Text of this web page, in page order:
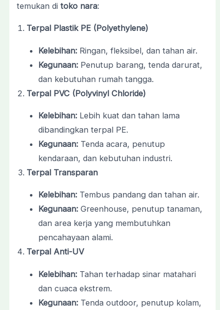
temukan di toko nara:
Terpal Plastik PE (Polyethylene)
Kelebihan: Ringan, fleksibel, dan tahan air.
Kegunaan: Penutup barang, tenda darurat,
dan kebutuhan rumah tangga.
Terpal PVC (Polyvinyl Chloride)
Kelebihan: Lebih kuat dan tahan lama
dibandingkan terpal PE.
Kegunaan: Tenda acara, penutup
kendaraan, dan kebutuhan industri.
Terpal Transparan
Kelebihan: Tembus pandang dan tahan air.
Kegunaan: Greenhouse, penutup tanaman,
dan area kerja yang membutuhkan
pencahayaan alami.
Terpal Anti-UV
Kelebihan: Tahan terhadap sinar matahari
dan cuaca ekstrem.
Kegunaan: Tenda outdoor, penutup kolam,